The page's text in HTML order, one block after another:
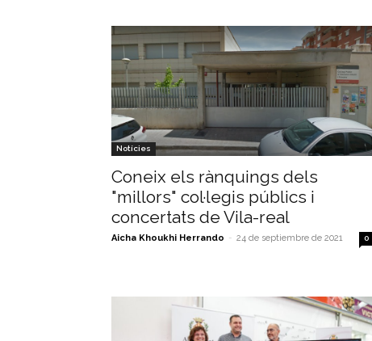
Notícies
Coneix els rànquings dels
"millors" col·legis públics i
concertats de Vila-real
Aicha Khoukhi Herrando - 24 de septiembre de 2021 0